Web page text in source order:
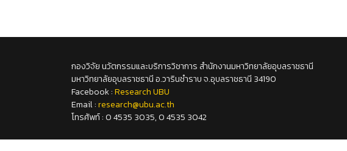
กองวิจัย นวัตกรรมและบริการวิชาการ สำนักงานมหาวิทยาลัยอุบลราชธานี
มหาวิทยาลัยอุบลราชธานี อ.วารินชำราบ จ.อุบลราชธานี 34190
Facebook :Research UBU
Email :research@ubu.ac.th
โทรศัพท์ : 0 4535 3035, 0 4535 3042